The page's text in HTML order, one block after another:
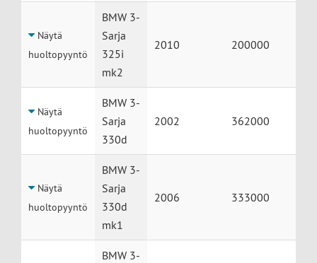
Näytä
huoltopyyntö
BMW 3-
Sarja
325i
mk2
2010 200000
Näytä
huoltopyyntö
BMW 3-
Sarja
330d
2002 362000
Näytä
huoltopyyntö
BMW 3-
Sarja
330d
mk1
2006 333000
BMW 3-